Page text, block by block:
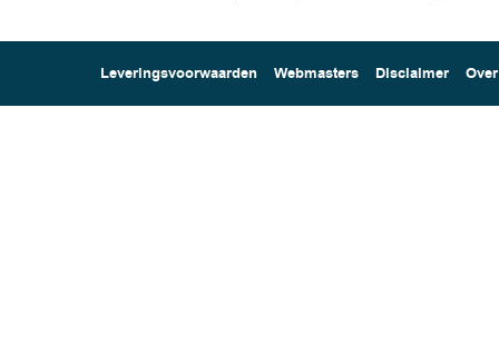
Leveringsvoorwaarden Webmasters Disclaimer